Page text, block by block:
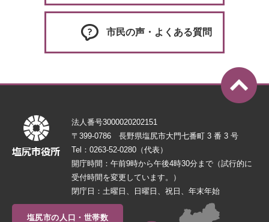
市民の声・よくある質問
法人番号3000020202151
〒399-0786 長野県塩尻市大門七番町 3 番 3 号
Tel：0263-52-0280（代表）
開庁時間：午前9時から午後4時30分まで（試行的に
受付時間を変更しています。）
閉庁日：土曜日、日曜日、祝日、年末年始
塩尻市の人口・世帯数